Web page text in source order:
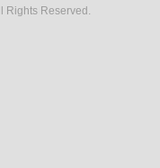
Rights Reserved.